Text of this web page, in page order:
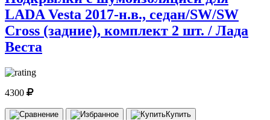
LADA Vesta 2017-н.в., седан/SW/SW
Cross (задние), комплект 2 шт. / Лада
Веста
4300
Купить